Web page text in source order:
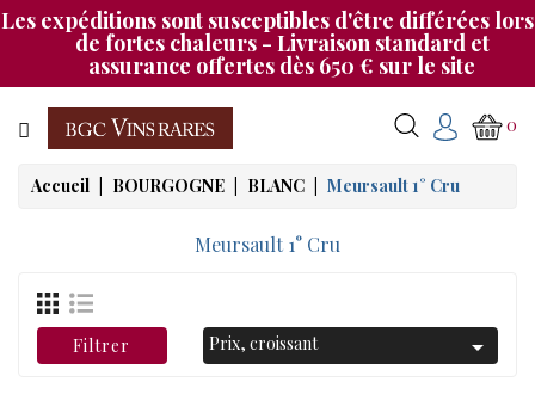
Les expéditions sont susceptibles d'être différées lors
de fortes chaleurs - Livraison standard et
assurance offertes dès 650 € sur le site
Catégorie
CHAMPAGNE
BOURGOGNE
BORDEAUX
0
Accueil BOURGOGNE BLANC Meursault 1° Cru
Meursault 1° Cru
Filtrer Prix, croissant 